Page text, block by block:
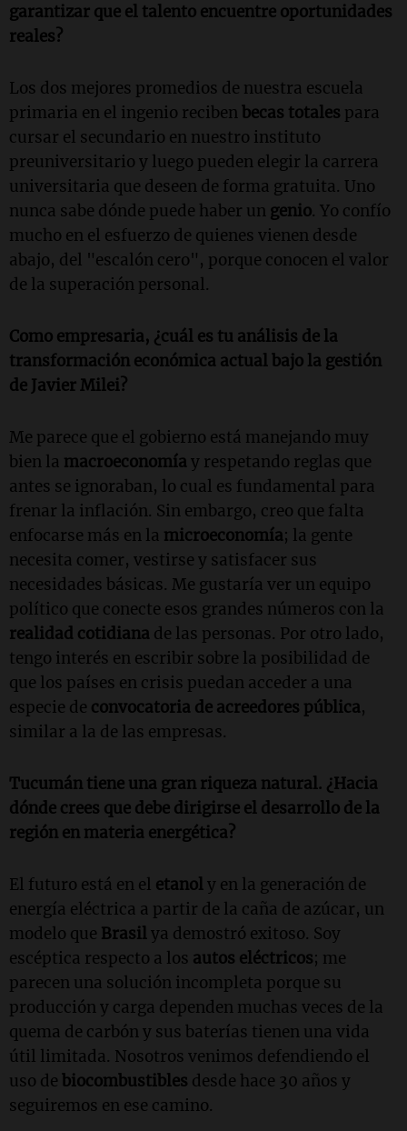
garantizar que el talento encuentre oportunidades
reales?
Los dos mejores promedios de nuestra escuela
primaria en el ingenio reciben becas totales para
cursar el secundario en nuestro instituto
preuniversitario y luego pueden elegir la carrera
universitaria que deseen de forma gratuita. Uno
nunca sabe dónde puede haber un genio. Yo confío
mucho en el esfuerzo de quienes vienen desde
abajo, del "escalón cero", porque conocen el valor
de la superación personal.
Como empresaria, ¿cuál es tu análisis de la
transformación económica actual bajo la gestión
de Javier Milei?
Me parece que el gobierno está manejando muy
bien la macroeconomía y respetando reglas que
antes se ignoraban, lo cual es fundamental para
frenar la inflación. Sin embargo, creo que falta
enfocarse más en la microeconomía; la gente
necesita comer, vestirse y satisfacer sus
necesidades básicas. Me gustaría ver un equipo
político que conecte esos grandes números con la
realidad cotidiana de las personas. Por otro lado,
tengo interés en escribir sobre la posibilidad de
que los países en crisis puedan acceder a una
especie de convocatoria de acreedores pública,
similar a la de las empresas.
Tucumán tiene una gran riqueza natural. ¿Hacia
dónde crees que debe dirigirse el desarrollo de la
región en materia energética?
El futuro está en el etanoly en la generación de
energía eléctrica a partir de la caña de azúcar, un
modelo que Brasilya demostró exitoso. Soy
escéptica respecto a los autos eléctricos; me
parecen una solución incompleta porque su
producción y carga dependen muchas veces de la
quema de carbón y sus baterías tienen una vida
útil limitada. Nosotros venimos defendiendo el
uso de biocombustibles desde hace 30 años y
seguiremos en ese camino.